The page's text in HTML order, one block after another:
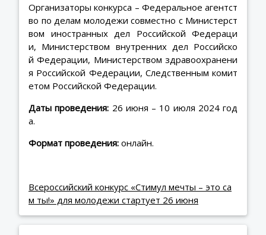
Организаторы конкурса – Федеральное агентст
во по делам молодежи совместно с Министерст
вом иностранных дел Российской Федераци
и, Министерством внутренних дел Российско
й Федерации, Министерством здравоохранени
я Российской Федерации, Следственным комит
етом Российской Федерации.
Даты проведения: 26 июня – 10 июля 2024 год
а.
Формат проведения: онлайн.
Всероссийский конкурс «Стимул мечты – это са
м ты!» для молодежи стартует 26 июня